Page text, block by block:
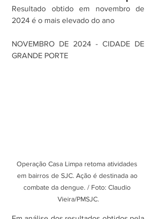
Resultado obtido em novembro de
2024 é o mais elevado do ano
NOVEMBRO DE 2024 - CIDADE DE
GRANDE PORTE
Operação Casa Limpa retoma atividades
em bairros de SJC. Ação é destinada ao
combate da dengue. / Foto: Claudio
Vieira/PMSJC.